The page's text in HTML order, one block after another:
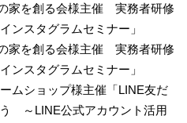
家を創る会様主催 実務者研修
スタグラムセミナー」
家を創る会様主催 実務者研修
スタグラムセミナー」
ムショップ様主催「LINE友だ
～LINE公式アカウント活用